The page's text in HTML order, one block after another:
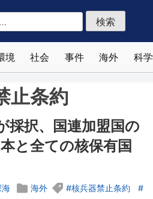
境 社会 事件 海外 科学
止条約
採択、国連加盟国の
と全ての核保有国
海 海外
核兵器禁止条約